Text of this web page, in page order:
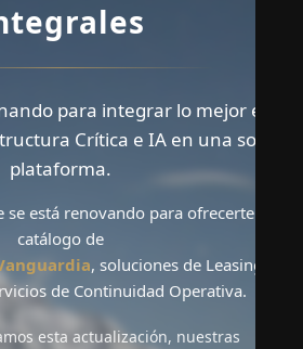
para integrar lo mejor en
Crítica e IA en una sola
plataforma.
está renovando para ofrecerte un
catálogo de
, soluciones de Leasing
de Continuidad Operativa.
esta actualización, nuestras